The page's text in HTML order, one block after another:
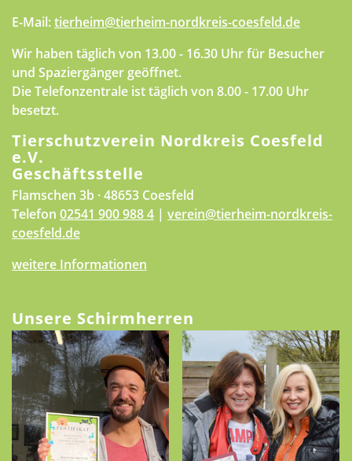
E-Mail:tierheim@tierheim-nordkreis-coesfeld.de
Wir haben täglich von 13.00 - 16.30 Uhr für Besucher
und Spaziergänger geöffnet.
Die Telefonzentrale ist täglich von 8.00 - 17.00 Uhr
besetzt.
Tierschutzverein Nordkreis Coesfeld
e.V.
Geschäftsstelle
Flamschen 3b · 48653 Coesfeld
Telefon 02541 900 988 4 | verein@tierheim-nordkreis-
coesfeld.de
weitere Informationen
Unsere Schirmherren